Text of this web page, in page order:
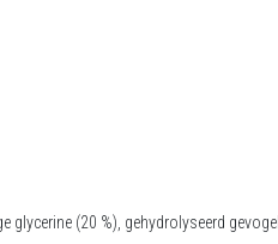
glycerine (20 %), gehydrolyseerd